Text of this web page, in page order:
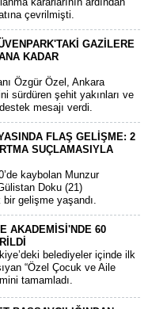
çevrilmişti.
GAZİLERE
KADAR
Özgür Özel, Ankara
sürdüren şehit yakınları ve
mesajı verdi.
FLAŞ GELİŞME: 2
SUÇLAMASIYLA
kaybolan Munzur
Doku (21)
bir gelişme yaşandı.
AKADEMİSİ'NDE 60
belediyeler içinde ilk
“Özel Çocuk ve Aile
tamamladı.